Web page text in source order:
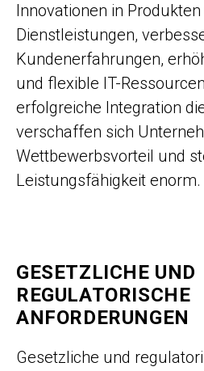
Innovationen in Produkten
Dienstleistungen,
Kundenerfahrungen,
und flexible IT-
erfolgreiche Integration
verschaffen sich
Wettbewerbsvorteil und
Leistungsfähigkeit enorm.
GESETZLICHE UND
REGULATORISCHE
ANFORDERUNGEN
Gesetzliche und